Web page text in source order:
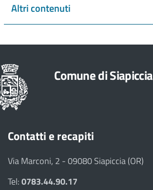
Altri contenuti
Comune di Siapiccia
Contatti e recapiti
Via Marconi, 2 - 09080 Siapiccia (OR)
Tel:0783.44.90.17